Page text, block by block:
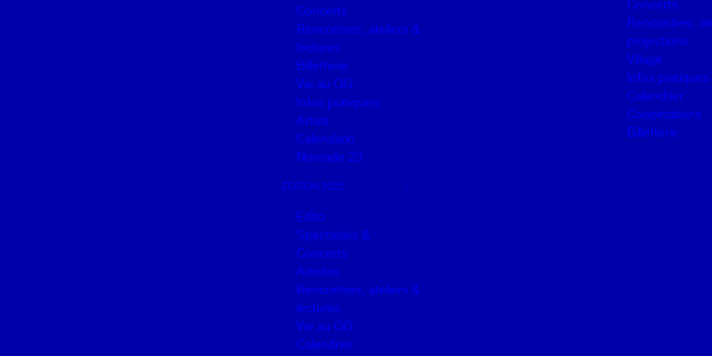
Concerts
Rencontres, ateliers &
lectures
Billetterie
Vie au QG
Infos pratiques
Artisti
Calendario
Nomade 23
ÉDITION 2022
Edito
Spectacles &
Concerts
Artistes
Rencontres, ateliers &
lectures
Vie au QG
Calendrier
Concerts
Rencontres,
projections
Village
Infos pratiques
Calendrier
Coopérations
Billetterie